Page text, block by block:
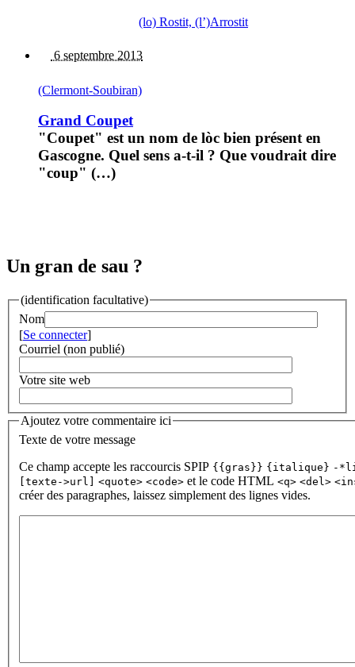
(lo) Rostit, (l’)Arrostit
6 septembre 2013
(Clermont-Soubiran)
Grand Coupet
"Coupet" est un nom de lòc bien présent en
Gascogne. Quel sens a-t-il ? Que voudrait dire
"coup" (…)
Un gran de sau ?
(identification facultative)
Nom
[Se connecter]
Courriel (non publié)
Votre site web
Ajoutez votre commentaire ici
Texte de votre message
Ce champ accepte les raccourcis SPIP {{gras}} {italique} -
[texte->url]
<quote> <code> et le code HTML <q> <del>
créer des paragraphes, laissez simplement des lignes vides.